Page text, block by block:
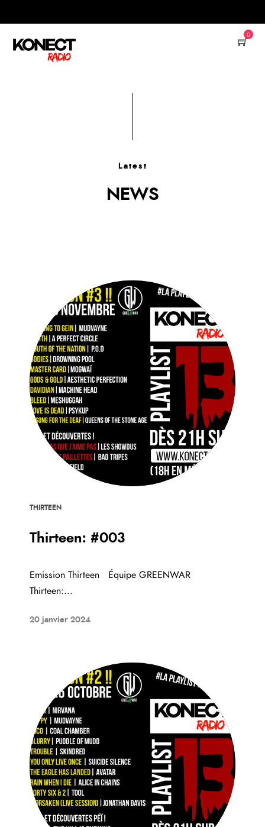
0
Latest
NEWS
THIRTEEN
Thirteen: #003
Emission Thirteen Équipe GREENWAR
Thirteen:...
20 janvier 2024